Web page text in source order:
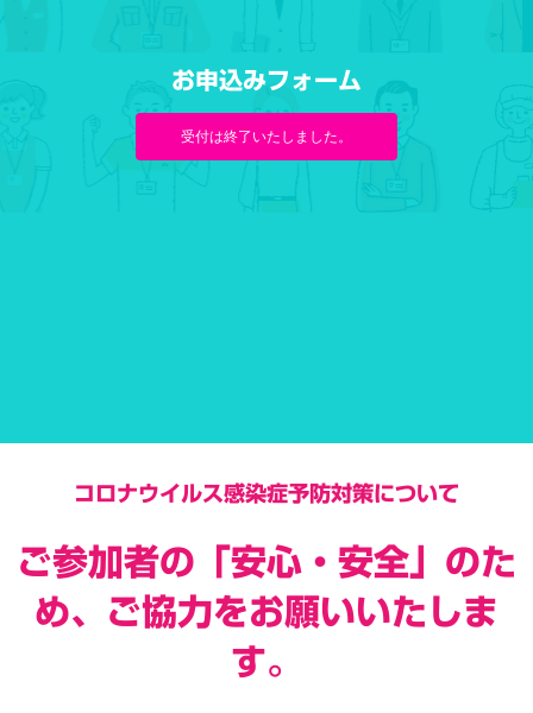
お申込みフォーム
受付は終了いたしました。
コロナウイルス感染症予防対策について
ご参加者の「安心・安全」のた
め、ご協力をお願いいたしま
す。